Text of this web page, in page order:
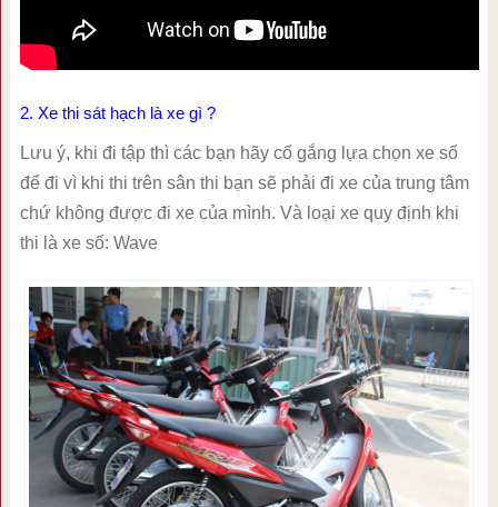
2. Xe thi sát hạch là xe gì ?
Lưu ý, khi đi tập thì các bạn hãy cố gắng lựa chọn xe số
để đi vì khi thi trên sân thi bạn sẽ phải đi xe của trung tâm
chứ không được đi xe của mình. Và loại xe quy định khi
thi là xe số: Wave